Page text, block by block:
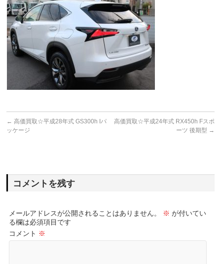
← 高価買取☆平成28年式 GS300h Iパ
ッケージ
高価買取☆平成24年式 RX450h Fスポ
ーツ 後期型 →
コメントを残す
メールアドレスが公開されることはありません。 ※ が付いてい
る欄は必須項目です
コメント ※